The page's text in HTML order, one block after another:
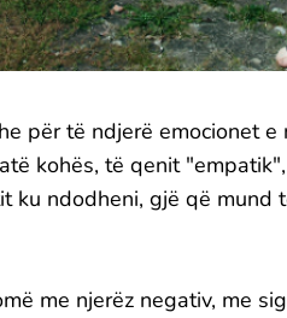
për të ndjerë emocionet
kohës, të qenit
ku ndodheni, gjë që mund
me njerëz negativ, me